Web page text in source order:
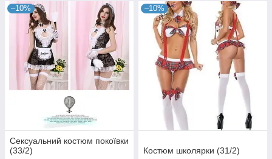
–10%
Сексуальний костюм покоївки
(33/2)
–10%
Костюм школярки (31/2)